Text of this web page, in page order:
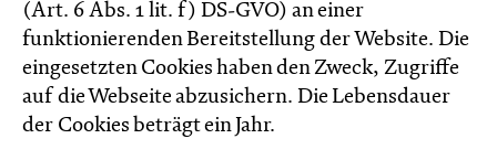
(Art. 6 Abs. 1 lit. f) DS-GVO) an einer
funktionierenden Bereitstellung der Website. Die
eingesetzten Cookies haben den Zweck, Zugriffe
auf die Webseite abzusichern. Die Lebensdauer
der Cookies beträgt ein Jahr.